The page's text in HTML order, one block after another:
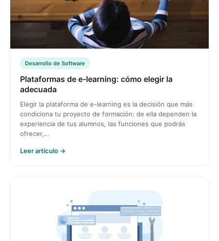
Desarrollo de Software
Plataformas de e-learning: cómo elegir la
adecuada
Elegir la plataforma de e-learning es la decisión que más
condiciona tu proyecto de formación: de ella dependen la
experiencia de tus alumnos, las funciones que podrás
ofrecer,…
Leer artículo →